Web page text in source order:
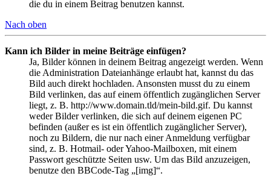
die du in einem Beitrag benutzen kannst.
Nach oben
Kann ich Bilder in meine Beiträge einfügen?
Ja, Bilder können in deinem Beitrag angezeigt werden. Wenn
die Administration Dateianhänge erlaubt hat, kannst du das
Bild auch direkt hochladen. Ansonsten musst du zu einem
Bild verlinken, das auf einem öffentlich zugänglichen Server
liegt, z. B. http://www.domain.tld/mein-bild.gif. Du kannst
weder Bilder verlinken, die sich auf deinem eigenen PC
befinden (außer es ist ein öffentlich zugänglicher Server),
noch zu Bildern, die nur nach einer Anmeldung verfügbar
sind, z. B. Hotmail- oder Yahoo-Mailboxen, mit einem
Passwort geschützte Seiten usw. Um das Bild anzuzeigen,
benutze den BBCode-Tag „[img]“.